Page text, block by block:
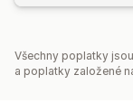
Všechny poplatky
a poplatky založené